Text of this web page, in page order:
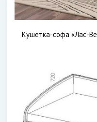
Кушетка-софа «Лас-